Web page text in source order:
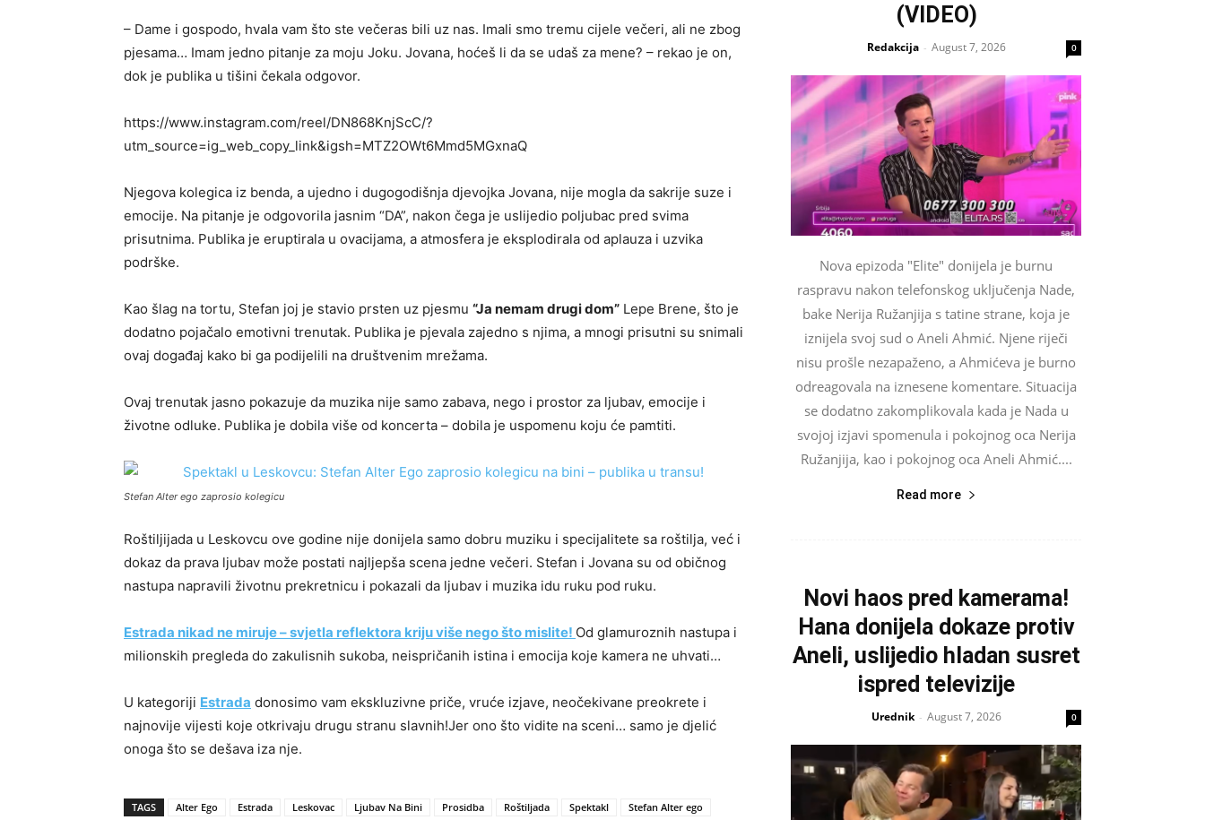
– Dame i gospodo, hvala vam što ste večeras bili uz nas. Imali smo tremu cijele večeri, ali ne zbog
pjesama… Imam jedno pitanje za moju Joku. Jovana, hoćeš li da se udaš za mene? – rekao je on,
dok je publika u tišini čekala odgovor.
https://www.instagram.com/reel/DN868KnjScC/?
utm_source=ig_web_copy_link&igsh=MTZ2OWt6Mmd5MGxnaQ
Njegova kolegica iz benda, a ujedno i dugogodišnja djevojka Jovana, nije mogla da sakrije suze i
emocije. Na pitanje je odgovorila jasnim “DA”, nakon čega je uslijedio poljubac pred svima
prisutnima. Publika je eruptirala u ovacijama, a atmosfera je eksplodirala od aplauza i uzvika
podrške.
Kao šlag na tortu, Stefan joj je stavio prsten uz pjesmu “Ja nemam drugi dom” Lepe Brene, što je
dodatno pojačalo emotivni trenutak. Publika je pjevala zajedno s njima, a mnogi prisutni su snimali
ovaj događaj kako bi ga podijelili na društvenim mrežama.
Ovaj trenutak jasno pokazuje da muzika nije samo zabava, nego i prostor za ljubav, emocije i
životne odluke. Publika je dobila više od koncerta – dobila je uspomenu koju će pamtiti.
Stefan Alter ego zaprosio kolegicu
Roštiljijada u Leskovcu ove godine nije donijela samo dobru muziku i specijalitete sa roštilja, već i
dokaz da prava ljubav može postati najljepša scena jedne večeri. Stefan i Jovana su od običnog
nastupa napravili životnu prekretnicu i pokazali da ljubav i muzika idu ruku pod ruku.
Estrada nikad ne miruje – svjetla reflektora kriju više nego što mislite! Od glamuroznih nastupa i
milionskih pregleda do zakulisnih sukoba, neispričanih istina i emocija koje kamera ne uhvati…
U kategoriji Estrada donosimo vam ekskluzivne priče, vruće izjave, neočekivane preokrete i
najnovije vijesti koje otkrivaju drugu stranu slavnih!Jer ono što vidite na sceni… samo je djelić
onoga što se dešava iza nje.
TAGS Alter Ego Estrada Leskovac Ljubav Na Bini Prosidba Roštiljada Spektakl
Stefan Alter ego
(VIDEO)
Redakcija - August 7, 2026 0
Nova epizoda "Elite" donijela je burnu
raspravu nakon telefonskog uključenja Nade,
bake Nerija Ružanjija s tatine strane, koja je
iznijela svoj sud o Aneli Ahmić. Njene riječi
nisu prošle nezapaženo, a Ahmićeva je burno
odreagovala na iznesene komentare. Situacija
se dodatno zakomplikovala kada je Nada u
svojoj izjavi spomenula i pokojnog oca Nerija
Ružanjija, kao i pokojnog oca Aneli Ahmić....
Read more
Novi haos pred kamerama!
Hana donijela dokaze protiv
Aneli, uslijedio hladan susret
ispred televizije
Urednik - August 7, 2026 0